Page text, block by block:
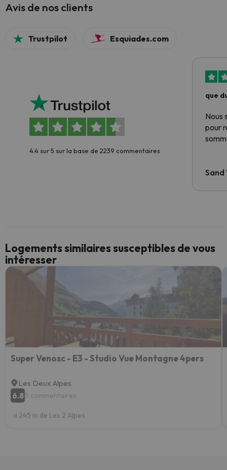
Avis de nos clients
Trustpilot Esquiades.com
4.4 sur 5 sur la base de 2239 commentaires
que
Nous
pour
Sand
Logements similaires susceptibles de vous
intéresser
Super Venosc - E3 - Studio Vue Montagne 4pers
Les Deux Alpes
6.8 5 commentaires
a 245 m de Les 2 Alpes